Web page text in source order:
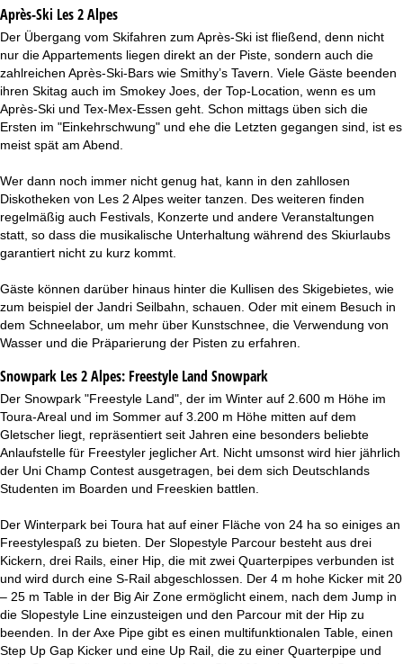
Après-Ski Les 2 Alpes
Der Übergang vom Skifahren zum Après-Ski ist fließend, denn nicht
nur die Appartements liegen direkt an der Piste, sondern auch die
zahlreichen Après-Ski-Bars wie Smithy’s Tavern. Viele Gäste beenden
ihren Skitag auch im Smokey Joes, der Top-Location, wenn es um
Après-Ski und Tex-Mex-Essen geht. Schon mittags üben sich die
Ersten im "Einkehrschwung" und ehe die Letzten gegangen sind, ist es
meist spät am Abend.
Wer dann noch immer nicht genug hat, kann in den zahllosen
Diskotheken von Les 2 Alpes weiter tanzen. Des weiteren finden
regelmäßig auch Festivals, Konzerte und andere Veranstaltungen
statt, so dass die musikalische Unterhaltung während des Skiurlaubs
garantiert nicht zu kurz kommt.
Gäste können darüber hinaus hinter die Kullisen des Skigebietes, wie
zum beispiel der Jandri Seilbahn, schauen. Oder mit einem Besuch in
dem Schneelabor, um mehr über Kunstschnee, die Verwendung von
Wasser und die Präparierung der Pisten zu erfahren.
Snowpark Les 2 Alpes: Freestyle Land Snowpark
Der Snowpark "Freestyle Land", der im Winter auf 2.600 m Höhe im
Toura-Areal und im Sommer auf 3.200 m Höhe mitten auf dem
Gletscher liegt, repräsentiert seit Jahren eine besonders beliebte
Anlaufstelle für Freestyler jeglicher Art. Nicht umsonst wird hier jährlich
der Uni Champ Contest ausgetragen, bei dem sich Deutschlands
Studenten im Boarden und Freeskien battlen.
Der Winterpark bei Toura hat auf einer Fläche von 24 ha so einiges an
Freestylespaß zu bieten. Der Slopestyle Parcour besteht aus drei
Kickern, drei Rails, einer Hip, die mit zwei Quarterpipes verbunden ist
und wird durch eine S-Rail abgeschlossen. Der 4 m hohe Kicker mit 20
– 25 m Table in der Big Air Zone ermöglicht einem, nach dem Jump in
die Slopestyle Line einzusteigen und den Parcour mit der Hip zu
beenden. In der Axe Pipe gibt es einen multifunktionalen Table, einen
Step Up Gap Kicker und eine Up Rail, die zu einer Quarterpipe und